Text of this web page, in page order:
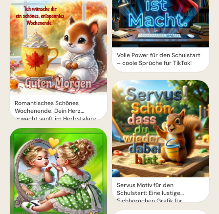
Romantisches Schönes
Wochenende: Dein Herz
erwacht sanft im Herbstglanz
Volle Power für den Schulstart
– coole Sprüche für TikTok!
Servus Motiv für den
Schulstart: Eine lustige
Eichhörnchen Grafik für
WhatsApp